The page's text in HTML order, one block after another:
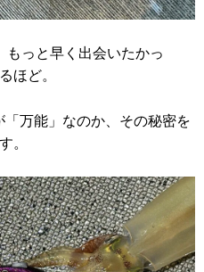
もっと早く出会いたかっ
ほど。
万能」なのか、その秘密を
。